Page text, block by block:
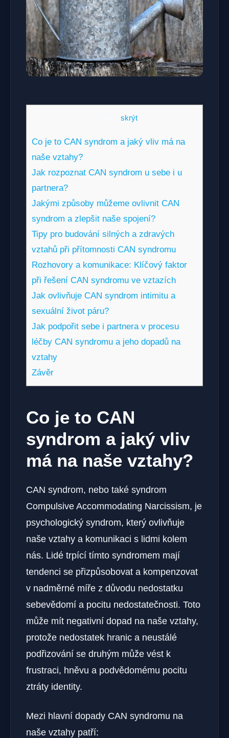
skrýt]
Co je to ‍CAN syndrom a jaký vliv má na
naše vztahy?
Jak rozpoznat CAN syndrom u sebe⁤ i u
partnera?
Jakými​ způsoby můžeme ⁤ovlivnit CAN‌
syndrom a zlepšit naše spojení?
Tipy pro budování silných a zdravých
vztahů při přítomnosti CAN syndromu
Rozhovory a komunikace: Klíčový faktor
při řešení CAN syndromu ‍ve vztazích
Jak ovlivňuje CAN syndrom intimitu a
sexuální ‍život páru?
Jak ⁤podpořit sebe i partnera⁢ v procesu
‌léčby CAN syndromu a jeho ⁤dopadů na
vztahy
Závěr
Co je to ‍CAN
syndrom a jaký vliv
má na naše vztahy?
CAN syndrom, nebo také syndrom
Compulsive Accommodating Narcissism, ⁢je
psychologický syndrom, který ovlivňuje
naše vztahy a‌ komunikaci ‍s lidmi kolem
nás. Lidé trpící tímto syndromem mají
tendenci se přizpůsobovat a ​kompenzovat
v nadměrné míře ​z důvodu nedostatku​
sebevědomí a pocitu nedostatečnosti. ⁤Toto
může mít negativní dopad na naše vztahy,
protože nedostatek hranic a neustálé
podřizování se druhým může vést k
‍frustraci,‍ hněvu a podvědomému pocitu
ztráty identity.
Mezi ⁢hlavní dopady CAN syndromu na
naše vztahy patří: